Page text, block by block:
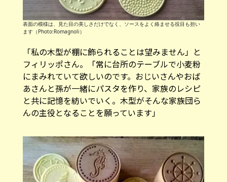
表面の模様は、見た目の美しさだけでなく、ソースをよく絡ませる役目も担い
ます（Photo:Romagnoli）
「私の木型が棚に飾られることは望みません」と
フィリッポさん。「常に台所のテーブルで小麦粉
にまみれていて欲しいのです。おじいさんやおば
あさんと孫が一緒にパスタを作り、家族のレシピ
と共に記憶を紡いでいく。木型がそんな家族団ら
んの主役となることを願っています」